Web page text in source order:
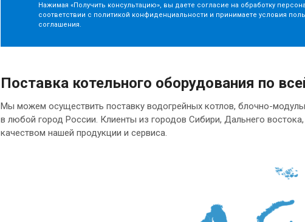
Нажимая «Получить консультацию», вы даете согласие на обработку
соответствии с политикой конфиденциальности и принимаете условия
соглашения.
Поставка котельного оборудования по
Мы можем осуществить поставку водогрейных котлов, блочно-
в любой город России. Клиенты из городов Сибири, Дальнего
качеством нашей продукции и сервиса.